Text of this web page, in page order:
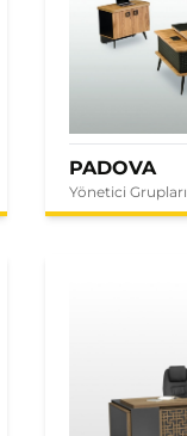
PADOVA
Yönetici Grupları